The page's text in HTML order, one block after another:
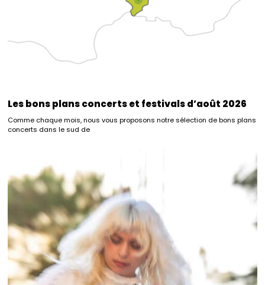
Les bons plans concerts et festivals d’août 2026
Comme chaque mois, nous vous proposons notre sélection de bons plans
concerts dans le sud de